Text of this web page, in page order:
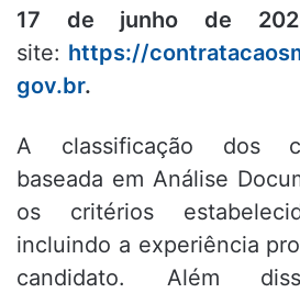
17 de junho de
site: https://
gov.br.
A classificação dos
baseada em Análise
os critérios
incluindo a experiência
candidato. Além